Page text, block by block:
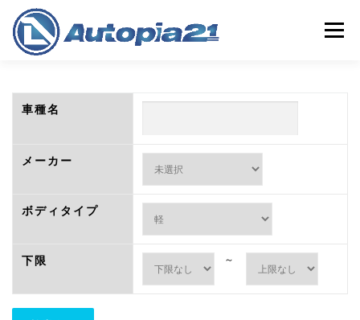
メニュー
ホーム 中古車検索
店舗情報
車種名
メーカー
ボディタイプ
下限 ～